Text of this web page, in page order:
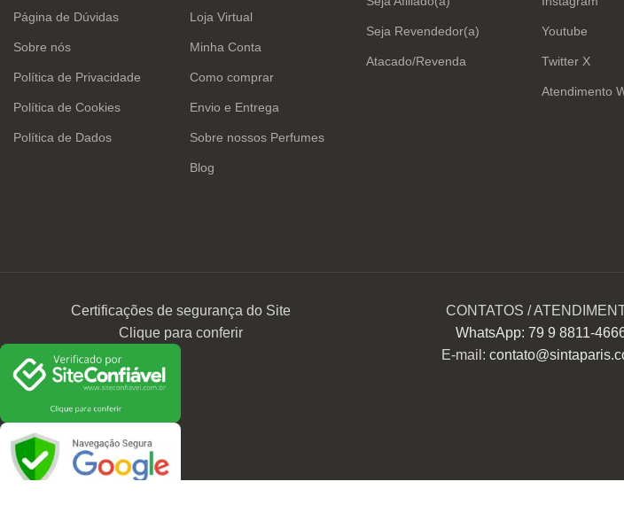
Página de Dúvidas
Sobre nós
Política de Privacidade
Política de Cookies
Política de Dados
Loja Virtual
Minha Conta
Como comprar
Envio e Entrega
Sobre nossos Perfumes
Blog
Seja Revendedor(a)
Atacado/Revenda
Youtube
Twitter X
Atendimento
Certificações de segurança do Site
Clique para conferir
CONTATOS /
WhatsApp: 79 9 8811-
E-mail: